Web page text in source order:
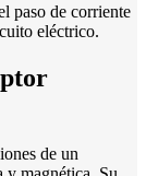
paso de corriente
eléctrico.
de un